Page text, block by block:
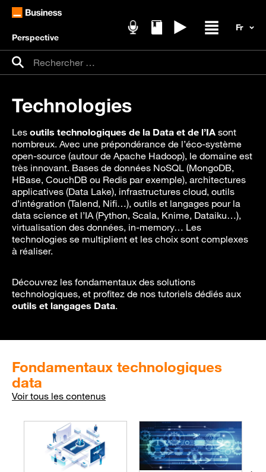
Perspective
Recherche pour :
Rechercher
Technologies
Les outils technologiques de la Data et de l’IA sont
nombreux. Avec une prépondérance de l’éco-système
open-source (autour de Apache Hadoop), le domaine est
très innovant. Bases de données NoSQL (MongoDB,
HBase, CouchDB ou Redis par exemple), architectures
applicatives (Data Lake), infrastructures cloud, outils
d’intégration (Talend, Nifi…), outils et langages pour la
data science et l’IA (Python, Scala, Knime, Dataiku…),
virtualisation des données, in-memory… Les
technologies se multiplient et les choix sont complexes
à réaliser.
Découvrez les fondamentaux des solutions
technologiques, et profitez de nos tutoriels dédiés aux
outils et langages Data.
Fondamentaux technologiques
data
Voir tous les contenus